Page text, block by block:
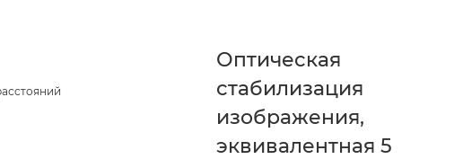
Оптическая
стабилизация
изображения,
эквивалентная 5